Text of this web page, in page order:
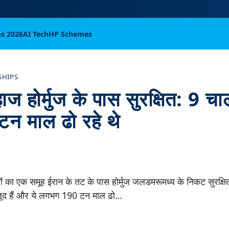
2026AI TechHP Schemes
होर्मुज के पास सुरक्षित: 9
माल ढो रहे थे
का एक समूह ईरान के तट के पास होर्मुज जलडमरूमध्य के निकट
हैं और ये लगभग 190 टन माल ढो…